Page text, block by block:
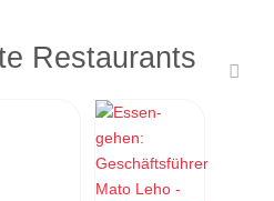
Restaurants